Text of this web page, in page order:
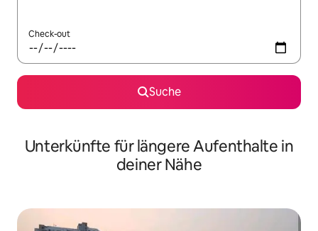
Check-out
Suche
Unterkünfte für längere Aufenthalte in
deiner Nähe